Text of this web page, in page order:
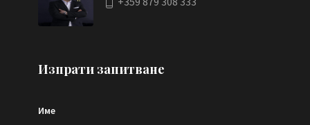
Изпрати запитване
Име